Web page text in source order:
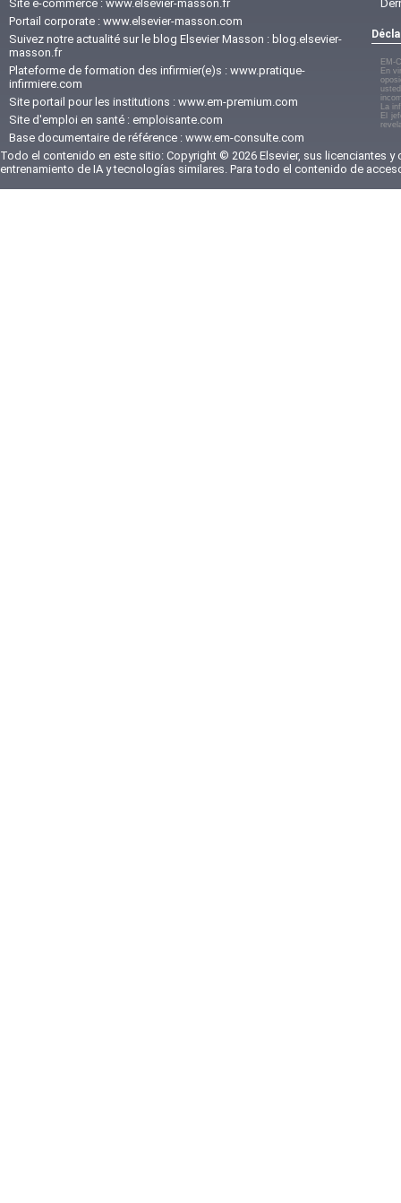
Site e-commerce : www.elsevier-masson.fr
Portail corporate : www.elsevier-masson.com
Suivez notre actualité sur le blog Elsevier Masson : blog.elsevier-
masson.fr
Plateforme de formation des infirmier(e)s : www.pratique-
infirmiere.com
Site portail pour les institutions : www.em-premium.com
Site d'emploi en santé : emploisante.com
Base documentaire de référence : www.em-consulte.com
EM-
En
La
El
Todo el contenido en este sitio: Copyright © 2026 Elsevier, sus licenciantes
entrenamiento de IA y tecnologías similares. Para todo el contenido de